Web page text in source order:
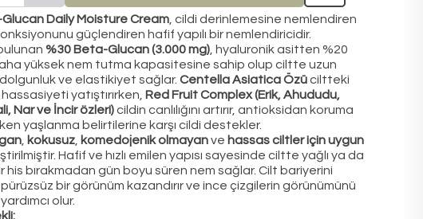
Daily Moisture Cream, cildi derinlemesine nemlendiren
güçlendiren hafif yapılı bir nemlendiricidir.
%30 Beta-Glucan (3.000 mg), hyaluronik asitten %20
yüksek nem tutma kapasitesine sahip olup ciltte uzun
ve elastikiyet sağlar.Centella Asiatica Özüciltteki
hassasiyeti yatıştırırken, Red Fruit Complex (Erik, Ahududu,
Nar ve İncir özleri)cildin canlılığını artırır, antioksidan koruma
yaşlanma belirtilerine karşı cildi destekler.
, kokusuz, komedojenik olmayanve hassas ciltler için uygun
Hafif ve hızlı emilen yapısı sayesinde ciltte yağlı ya da
his bırakmadan gün boyu süren nem sağlar. Cilt bariyerini
bir görünüm kazandırır ve ince çizgilerin görünümünü
olur.